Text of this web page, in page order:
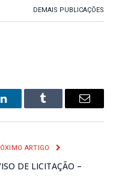
DEMAIS PUBLICAÇÕES
LinkedInTumblr
E-
ARTIGO
DE LICITAÇÃO –